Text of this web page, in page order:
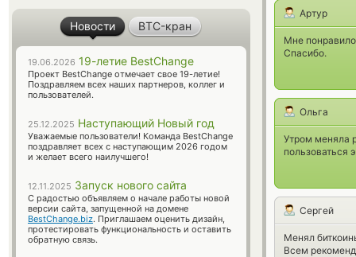
Артур
Мне
Спасибо.
Ольга
Утром меняла
пользоваться
Сергей
Менял
Всем
Новости BTC-кран
19.06.2026 19-летие BestChange
Проект BestChange отмечает свое 19-летие!
Поздравляем всех наших партнеров, коллег и
пользователей.
25.12.2025 Наступающий Новый год
Уважаемые пользователи! Команда BestChange
поздравляет всех с наступающим 2026 годом
и желает всего наилучшего!
12.11.2025 Запуск нового сайта
С радостью объявляем о начале работы новой
версии сайта, запущенной на домене
BestChange.biz. Приглашаем оценить дизайн,
протестировать функциональность и оставить
обратную связь.